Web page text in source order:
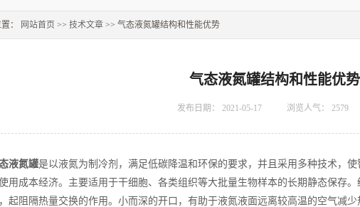
： 网站首页 >> 技术文章 >> 气态液氮罐结构和性能优势
气态液氮罐结构和性能优势
发布日期： 2021-05-17 浏览人气： 2579
液氮罐是以液氮为制冷剂，满足低碳降温和环保的要求，并且采用多种技术，
用成本经济。主要适用于干细胞、各类组织等大批量生物样本的长期静态保存
起阻隔热量交换的作用。小而深的开口，有助于液氮液面远离较高温的空气减